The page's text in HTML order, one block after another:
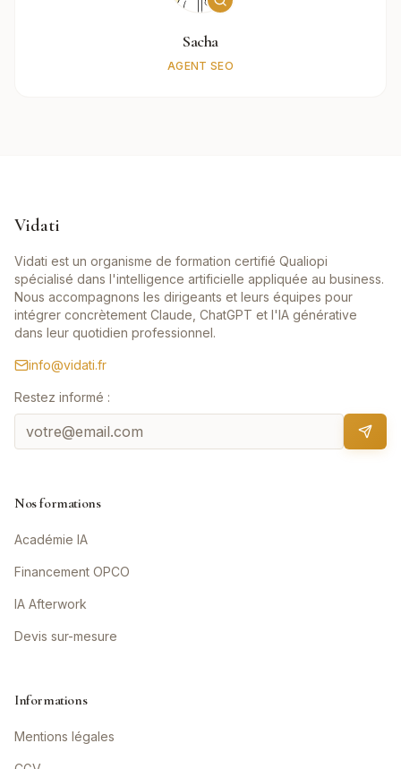
Sacha
AGENT SEO
Vidati
Vidati est un organisme de formation certifié Qualiopi
spécialisé dans l'intelligence artificielle appliquée au business.
Nous accompagnons les dirigeants et leurs équipes pour
intégrer concrètement Claude, ChatGPT et l'IA générative
dans leur quotidien professionnel.
info@vidati.fr
Restez informé :
Nos formations
Académie IA
Financement OPCO
IA Afterwork
Devis sur-mesure
Informations
Mentions légales